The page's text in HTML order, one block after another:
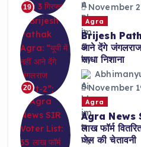
19 November
20
Agra
Brijesh
आने देंगे
साधा निशाना
November
Agra
Agra News
लाख फॉर्म
जेल की चेतावनी